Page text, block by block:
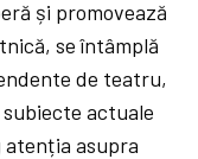
și promovează
se întâmplă
de teatru,
actuale
atenția asupra